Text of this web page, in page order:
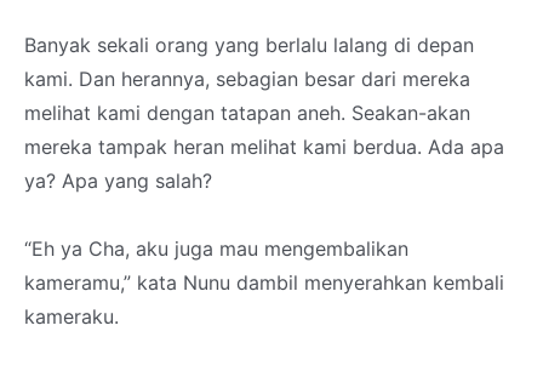
Banyak sekali orang yang berlalu lalang di depan
kami. Dan herannya, sebagian besar dari mereka
melihat kami dengan tatapan aneh. Seakan-akan
mereka tampak heran melihat kami berdua. Ada apa
ya? Apa yang salah?
“Eh ya Cha, aku juga mau mengembalikan
kameramu,” kata Nunu dambil menyerahkan kembali
kameraku.